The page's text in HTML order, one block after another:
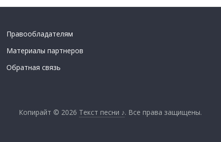
Правообладателям
Материалы партнеров
Обратная связь
Копирайт © 2026 Текст песни ♪. Все права защищены.